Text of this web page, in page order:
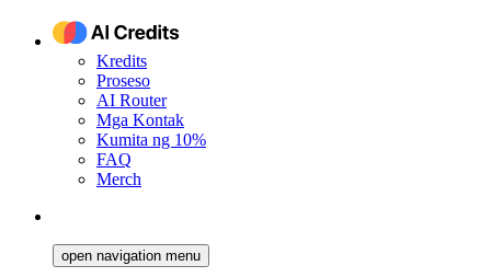
Kredits
Proseso
AI Router
Mga Kontak
Kumita ng 10%
FAQ
Merch
open navigation menu